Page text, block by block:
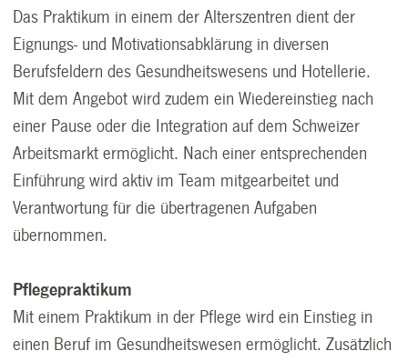
Das Praktikum in einem der Alterszentren dient der
Eignungs- und Motivationsabklärung in diversen
Berufsfeldern des Gesundheitswesens und Hotellerie.
Mit dem Angebot wird zudem ein Wiedereinstieg nach
einer Pause oder die Integration auf dem Schweizer
Arbeitsmarkt ermöglicht. Nach einer entsprechenden
Einführung wird aktiv im Team mitgearbeitet und
Verantwortung für die übertragenen Aufgaben
übernommen.
Pflegepraktikum
Mit einem Praktikum in der Pflege wird ein Einstieg in
einen Beruf im Gesundheitswesen ermöglicht. Zusätzlich